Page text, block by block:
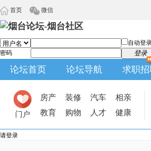
首页 微信
自动登
密码
登录
论坛首页 论坛导航 求职
门户
房产 装修 汽车
相亲
教育
购物 人才 健康
请登录